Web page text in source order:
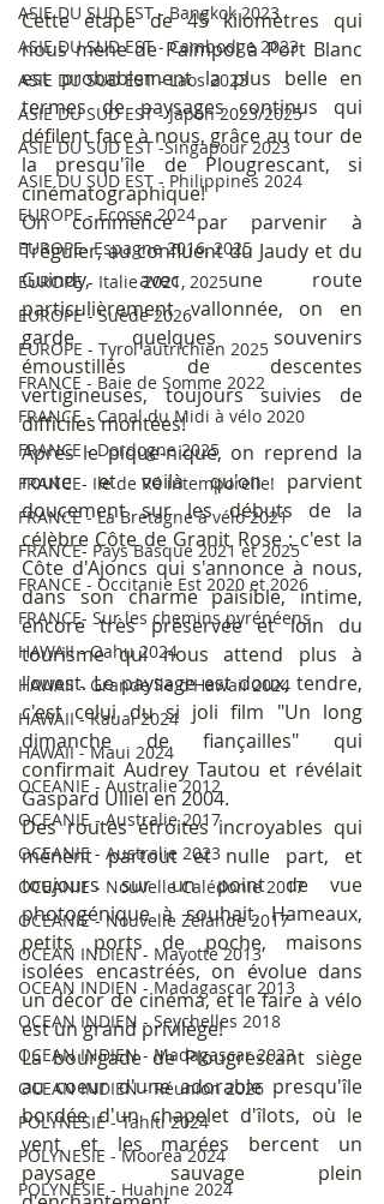
ASIE DU SUD EST - Bangkok 2023
ASIE DU SUD EST - Cambodge 2023
ASIE DU SUD EST - Laos 2023
ASIE DU SUD EST - Japon 2023/2025
ASIE DU SUD EST -Singapour 2023
ASIE DU SUD EST - Philippines 2024
EUROPE - Ecosse 2024
EUROPE- Espagne 2016, 2025
EUROPE - Italie 2021, 2025
EUROPE - Suède 2026
EUROPE - Tyrol autrichien 2025
FRANCE - Baie de Somme 2022
FRANCE - Canal du Midi à vélo 2020
FRANCE - Dordogne 2025
FRANCE- Ile de Ré intemporelle!
FRANCE - La Bretagne à vélo 2021
FRANCE- Pays Basque 2021 et 2025
FRANCE - Occitanie Est 2020 et 2026
FRANCE- Sur les chemins pyrénéens
HAWAII - Oahu 2024
HAWAII - Grande île d'Hawaii 2024
HAWAII - Kauai 2024
HAWAII - Maui 2024
OCEANIE - Australie 2012
OCEANIE - Australie 2017
OCEANIE - Australie 2023
OCEANIE - Nouvelle Calédonie 2017
OCEANIE - Nouvelle Zélande 2017
OCEAN INDIEN - Mayotte 2013
OCEAN INDIEN - Madagascar 2013
OCEAN INDIEN - Seychelles 2018
OCEAN INDIEN - Madagascar 2023
OCEAN INDIEN - Réunion 2026
POLYNESIE - Tahiti 2024
POLYNESIE - Moorea 2024
POLYNESIE - Huahine 2024
Cette étape de 45 kilomètres qui
nous mène de Paimpol à Port Blanc
est probablement la plus belle en
termes de paysages continus qui
défilent face à nous, grâce au tour de
la presqu'île de Plougrescant, si
cinématographique!
On commence par parvenir à
Tréguier, au confluent du Jaudy et du
Guindy, avec une route
particulièrement vallonnée, on en
garde quelques souvenirs
émoustillés de descentes
vertigineuses, toujours suivies de
difficiles montées!
Après le pique-nique, on reprend la
route et voilà qu'on parvient
doucement sur les débuts de la
célèbre Côte de Granit Rose : c'est la
Côte d'Ajoncs qui s'annonce à nous,
dans son charme paisible, intime,
encore très préservée et loin du
tourisme qui nous attend plus à
l'ouest. Le paysage est doux, tendre,
c'est celui du si joli film "Un long
dimanche de fiançailles" qui
confirmait Audrey Tautou et révélait
Gaspard Ulliel en 2004.
Des routes étroites incroyables qui
mènent partout et nulle part, et
toujours sur un point de vue
photogénique à souhait. Hameaux,
petits ports de poche, maisons
isolées encastrées, on évolue dans
un décor de cinéma, et le faire à vélo
est un grand privilège!
La bourgade de Plougrescant siège
au coeur d'une adorable presqu'île
bordée d'un chapelet d'îlots, où le
vent et les marées bercent un
paysage sauvage plein